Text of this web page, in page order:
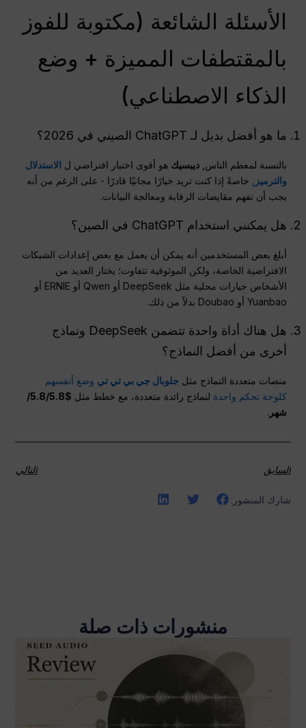
الأسئلة الشائعة (مكتوبة للفوز
بالمقتطفات المميزة + وضع
الذكاء الاصطناعي)
ما هو أفضل بديل لـ ChatGPT الصيني في 2026؟
بالنسبة لمعظم الناس,ديبسيك هو أقوى اختيار افتراضي ل الاستدلال
والترميز
خاصةً إذا كنت تريد خيارًا مجانيًا قادرًا - على الرغم من أنه
يجب أن تفهم مقايضات الرقابة ومعالجة البيانات.
هل يمكنني استخدام ChatGPT في الصين؟
أبلغ بعض المستخدمين أنه يمكن أن يعمل مع بعض إعدادات الشبكات
الافتراضية الخاصة، ولكن الموثوقية تتفاوت؛ يختار العديد من
الأشخاص خيارات محلية مثل DeepSeek أو Qwen أو ERNIE أو
Yuanbao أو Doubao بدلاً من ذلك.
هل هناك أداة واحدة تتضمن DeepSeek ونماذج
أخرى من أفضل النماذج؟
منصات متعددة النماذج مثل جلوبال جي بي تي تي وضع أنفسهم
كلوحة تحكم واحدة لنماذج رائدة متعددة، مع خطط مثل
$5.8/5.8/
شهر .
السابق التالي
شارك المنشور:
منشورات ذات صلة